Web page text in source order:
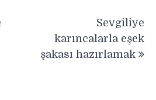
Sevgiliye
karıncalarla eşek
şakası hazırlamak